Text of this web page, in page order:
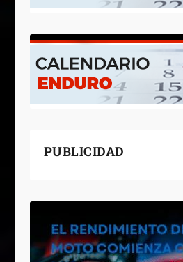
PUBLICIDAD